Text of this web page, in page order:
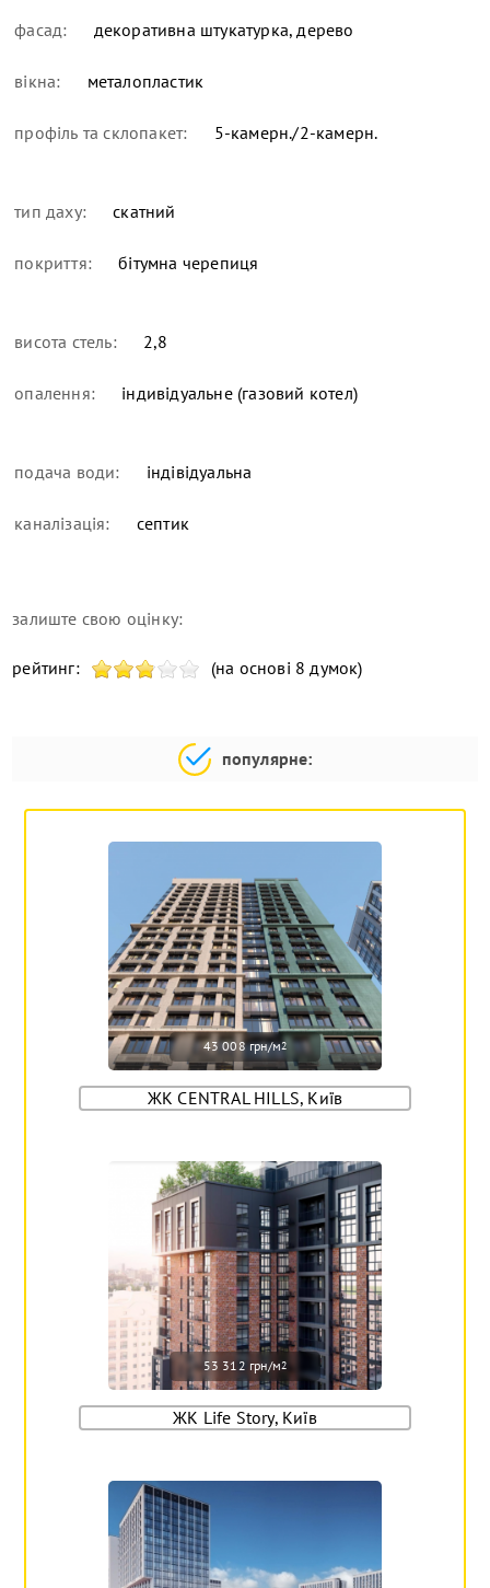
фасад: декоративна штукатурка, дерево
вікна: металопластик
профіль та склопакет: 5-камерн./2-камерн.
тип даху: скатний
покриття: бітумна черепиця
висота стель: 2,8
опалення: індивідуальне (газовий котел)
подача води: індівідуальна
каналізація: септик
залиште свою оцінку:
рейтинг: (на основі 8 думок)
популярне:
43 008 грн/м2
ЖК CENTRAL HILLS, Київ
53 312 грн/м2
ЖК Life Story, Київ